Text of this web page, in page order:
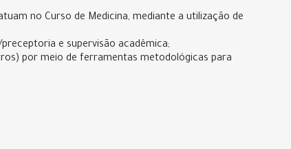
no Curso de Medicina, mediante a utilização de
e supervisão acadêmica;
por meio de ferramentas metodológicas para